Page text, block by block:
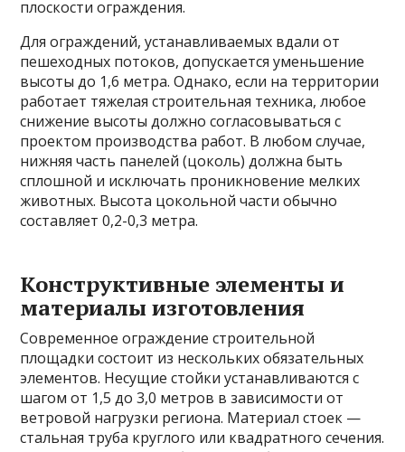
плоскости ограждения.
Для ограждений, устанавливаемых вдали от
пешеходных потоков, допускается уменьшение
высоты до 1,6 метра. Однако, если на территории
работает тяжелая строительная техника, любое
снижение высоты должно согласовываться с
проектом производства работ. В любом случае,
нижняя часть панелей (цоколь) должна быть
сплошной и исключать проникновение мелких
животных. Высота цокольной части обычно
составляет 0,2-0,3 метра.
Конструктивные элементы и
материалы изготовления
Современное ограждение строительной
площадки состоит из нескольких обязательных
элементов. Несущие стойки устанавливаются с
шагом от 1,5 до 3,0 метров в зависимости от
ветровой нагрузки региона. Материал стоек —
стальная труба круглого или квадратного сечения.